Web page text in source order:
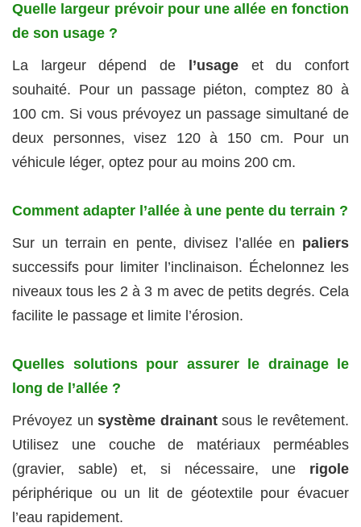
Quelle largeur prévoir pour une allée en fonction
de son usage ?
La largeur dépend de
l’usageet du confort
souhaité. Pour un passage piéton, comptez 80 à
100 cm. Si vous prévoyez un passage simultané de
deux personnes, visez 120 à 150 cm. Pour un
véhicule léger, optez pour au moins 200 cm.
Comment adapter l’allée à une pente du terrain ?
Sur un terrain en pente, divisez l’allée en paliers
successifs pour limiter l’inclinaison. Échelonnez les
niveaux tous les 2 à 3 m avec de petits degrés. Cela
facilite le passage et limite l’érosion.
Quelles solutions pour assurer le drainage le
long de l’allée ?
Prévoyez un système drainantsous le revêtement.
Utilisez une couche de matériaux perméables
(gravier, sable) et, si nécessaire, une rigole
périphérique ou un lit de géotextile pour évacuer
l’eau rapidement.